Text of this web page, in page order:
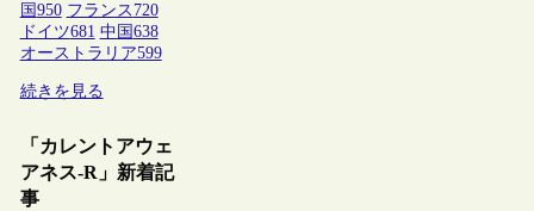
国 950 フランス 720
ドイツ681 中国 638
オーストラリア599
続きを見る
「カレントアウェ
アネス-R」新着記
事